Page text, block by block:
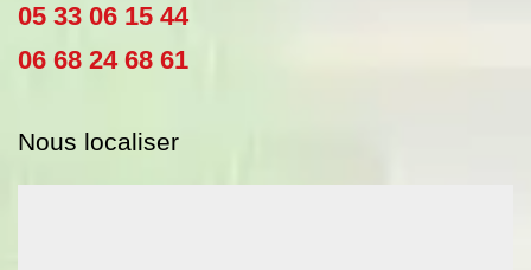
05 33 06 15 44
06 68 24 68 61
Nous localiser